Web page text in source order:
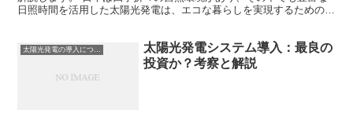
日照時間を活用した太陽光発電は、エコな暮らしを実現するための重
太陽光発電の導入について
太陽光発電システム導入：最良の
投資か？考察と解説